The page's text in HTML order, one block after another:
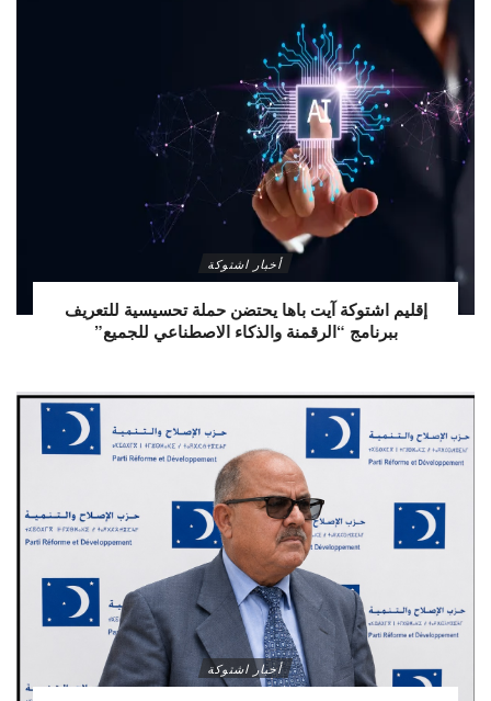
أخبار اشتوكة
إقليم اشتوكة آيت باها يحتضن حملة تحسيسية للتعريف
ببرنامج “الرقمنة والذكاء الاصطناعي للجميع”
أخبار اشتوكة